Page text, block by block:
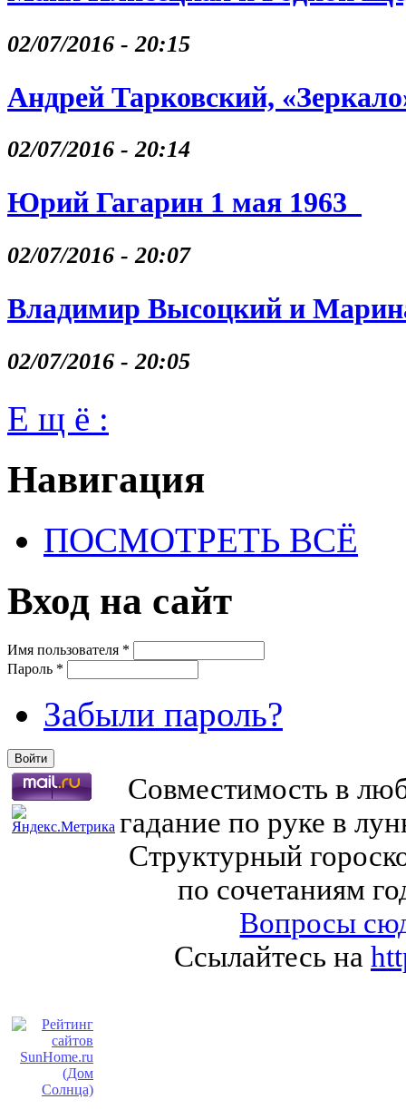
02/07/2016 - 20:15
Андрей Тарковский,
02/07/2016 - 20:14
Юрий Гагарин 1 мая 1963
02/07/2016 - 20:07
Владимир Высоцкий и
02/07/2016 - 20:05
Е щ ё :
Навигация
ПОСМОТРЕТЬ ВСЁ
Вход на сайт
Имя пользователя *
Пароль *
Забыли пароль?
Совместимость в
гадание по руке в
Структурный
по сочетаниям
Вопросы
Ссылайтесь на